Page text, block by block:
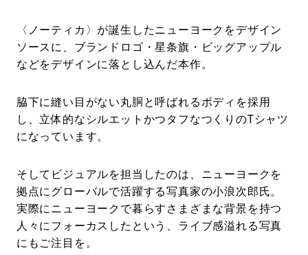
〈ノーティカ〉が誕生したニューヨークをデザイン
ソースに、ブランドロゴ・星条旗・ビッグアップル
などをデザインに落とし込んだ本作。
脇下に縫い目がない丸胴と呼ばれるボディを採用
し、立体的なシルエットかつタフなつくりのTシャツ
になっています。
そしてビジュアルを担当したのは、ニューヨークを
拠点にグローバルで活躍する写真家の小浪次郎氏。
実際にニューヨークで暮らすさまざまな背景を持つ
人々にフォーカスしたという、ライブ感溢れる写真
にもご注目を。